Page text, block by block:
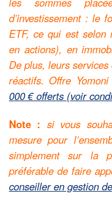
d’investissement : le
ETF, ce qui est selon
en actions), en
De plus, leurs
réactifs. Offre
000 € offerts (voir
Note : si vous
mesure pour
simplement sur la
préférable de faire
conseiller en gestion